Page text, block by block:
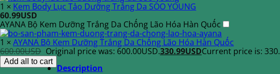
1 × Kem Body Lục Tảo Dưỡng Trắng Da SOO YOUNG
60.99USD
AYANA Bộ Kem Dưỡng Trắng Da Chống Lão Hóa Hàn Quốc
1 × AYANA Bộ Kem Dưỡng Trắng Da Chống Lão Hóa Hàn Quốc
600.00USD Original price was: 600.00USD.330.99USDCurrent price is:
Add all to cart
Description